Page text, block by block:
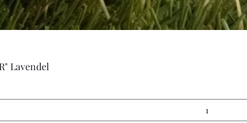
Lavendel